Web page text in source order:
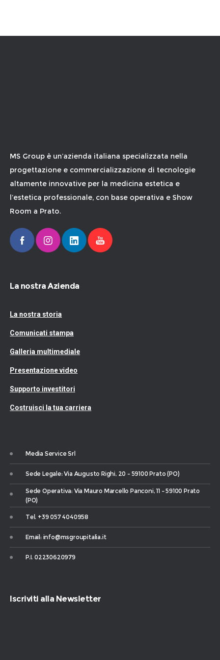
MS Group è un’azienda italiana specializzata nella
progettazione e commercializzazione di tecnologie
altamente innovative per la medicina estetica e
l’estetica professionale, con base operativa e Show
Room a Prato.
La nostra Azienda
La nostra storia
Comunicati stampa
Galleria multimediale
Presentazione video
Supporto investitori
Costruisci la tua carriera
Media Service Srl
Sede Legale: Via Augusto Righi, 20 – 59100 Prato (PO)
Sede Operativa: Via Mauro Marcello Panconi, 11 – 59100 Prato
(PO)
Tel. +39 057 4040958
Email: info@msgroupitalia.it
P.I. 02230620979
Iscriviti alla Newsletter